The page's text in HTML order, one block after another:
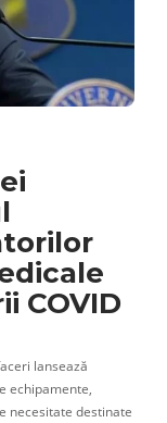
COVID
lansează
echipamente,
necesitate destinate